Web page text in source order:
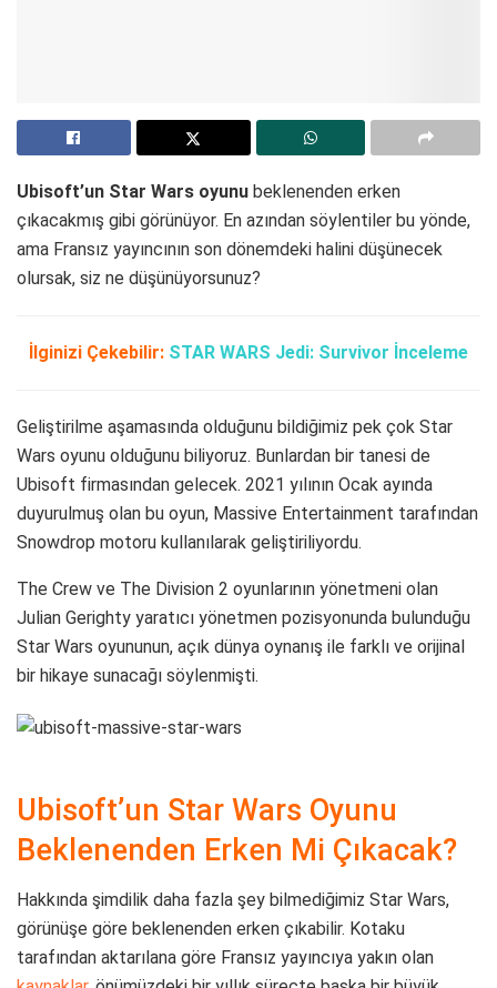
Ubisoft’un Star Wars oyunu beklenenden erken
çıkacakmış gibi görünüyor. En azından söylentiler bu yönde,
ama Fransız yayıncının son dönemdeki halini düşünecek
olursak, siz ne düşünüyorsunuz?
İlginizi Çekebilir: STAR WARS Jedi: Survivor İnceleme
Geliştirilme aşamasında olduğunu bildiğimiz pek çok Star
Wars oyunu olduğunu biliyoruz. Bunlardan bir tanesi de
Ubisoft firmasından gelecek. 2021 yılının Ocak ayında
duyurulmuş olan bu oyun, Massive Entertainment tarafından
Snowdrop motoru kullanılarak geliştiriliyordu.
The Crew ve The Division 2 oyunlarının yönetmeni olan
Julian Gerighty yaratıcı yönetmen pozisyonunda bulunduğu
Star Wars oyununun, açık dünya oynanış ile farklı ve orijinal
bir hikaye sunacağı söylenmişti.
Ubisoft’un Star Wars Oyunu
Beklenenden Erken Mi Çıkacak?
Hakkında şimdilik daha fazla şey bilmediğimiz Star Wars,
görünüşe göre beklenenden erken çıkabilir. Kotaku
tarafından aktarılana göre Fransız yayıncıya yakın olan